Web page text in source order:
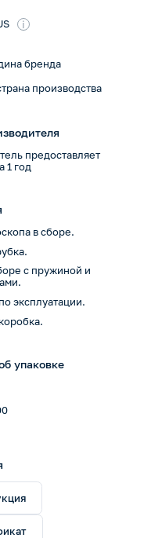
i
бренда
производства
предоставляет
1 год
в сборе.
с пружиной и
эксплуатации.
упаковке